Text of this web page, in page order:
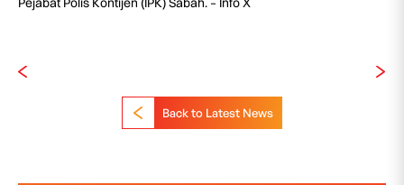
Back to Latest News